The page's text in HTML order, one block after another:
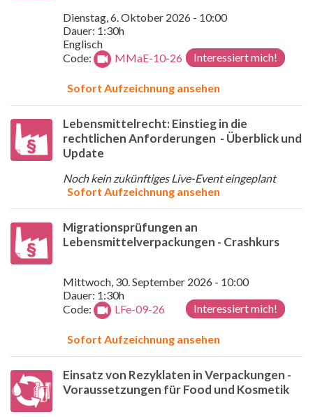
Dienstag, 6. Oktober 2026 - 10:00
Dauer: 1:30h
Englisch
Interessiert mich!
Code: MMaE-10-26
Sofort Aufzeichnung ansehen
Lebensmittelrecht: Einstieg in die
rechtlichen Anforderungen - Überblick und
Update
Noch kein zukünftiges Live-Event eingeplant
Sofort Aufzeichnung ansehen
Migrationsprüfungen an
Lebensmittelverpackungen - Crashkurs
Mittwoch, 30. September 2026 - 10:00
Dauer: 1:30h
Interessiert mich!
Code: LFe-09-26
Sofort Aufzeichnung ansehen
Einsatz von Rezyklaten in Verpackungen -
Voraussetzungen für Food und Kosmetik